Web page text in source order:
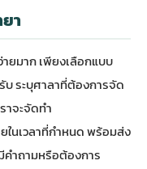
า
ยมาก เพียงเลือกแบบ
ระบุศาลาที่ต้องการจัด
าจะจัดทำ
นเวลาที่กำหนด พร้อมส่ง
คำถามหรือต้องการ